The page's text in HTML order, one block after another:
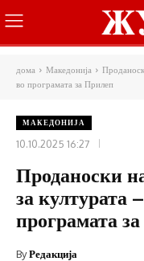
дома Македонија
во програмата за Прилеп
МАКЕДОНИЈА
10.10.2025 16:27
Проданоски
за културата
програмата
ByРедакција